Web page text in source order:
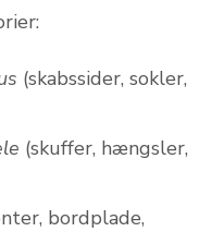
(skabssider, sokler,
(skuffer, hængsler,
bordplade,